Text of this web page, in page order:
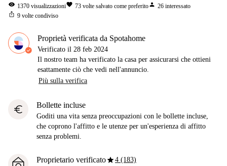
visibility 1370 visualizzazionifavorite 73 volte salvato come preferitoperson 26 interessato
ios_share 9 volte condiviso
Proprietà verificata da Spotahome
Verificato il 28 feb 2024
Il nostro team ha verificato la casa per assicurarsi che ottieni
esattamente ciò che vedi nell'annuncio.
Più sulla verifica
euro Bollette incluse
Goditi una vita senza preoccupazioni con le bollette incluse,
che coprono l'affitto e le utenze per un'esperienza di affitto
senza problemi.
Proprietario verificatostar4 (183)